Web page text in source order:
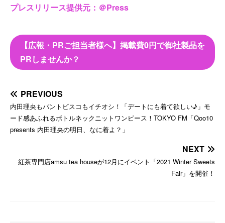
プレスリリース提供元：＠Press
【広報・PRご担当者様へ】掲載費0円で御社製品を
PRしませんか？
PREVIOUS
内田理央もパントビスコもイチオシ！「デートにも着て欲しい♪」モ
ード感あふれるボトルネックニットワンピース！TOKYO FM「Qoo10
presents 内田理央の明日、なに着よ？」
NEXT
紅茶専門店amsu tea houseが12月にイベント「2021 Winter Sweets
Fair」を開催！